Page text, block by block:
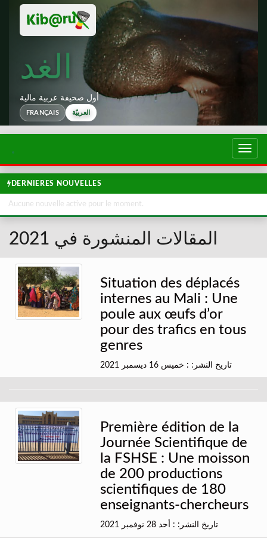
الغد
أول صحيفة عربية مالية
FRANÇAIS العربيّة
تبديل
DERNIERES NOUVELLES
Aucune nouvelle active pour le moment.
المقالات المنشورة في 2021
Situation des déplacés
internes au Mali : Une
poule aux œufs d’or
pour des trafics en tous
genres
تاريخ النشر: : خميس 16 ديسمبر 2021
Première édition de la
Journée Scientifique de
la FSHSE : Une moisson
de 200 productions
scientifiques de 180
enseignants-chercheurs
تاريخ النشر: : أحد 28 نوفمبر 2021